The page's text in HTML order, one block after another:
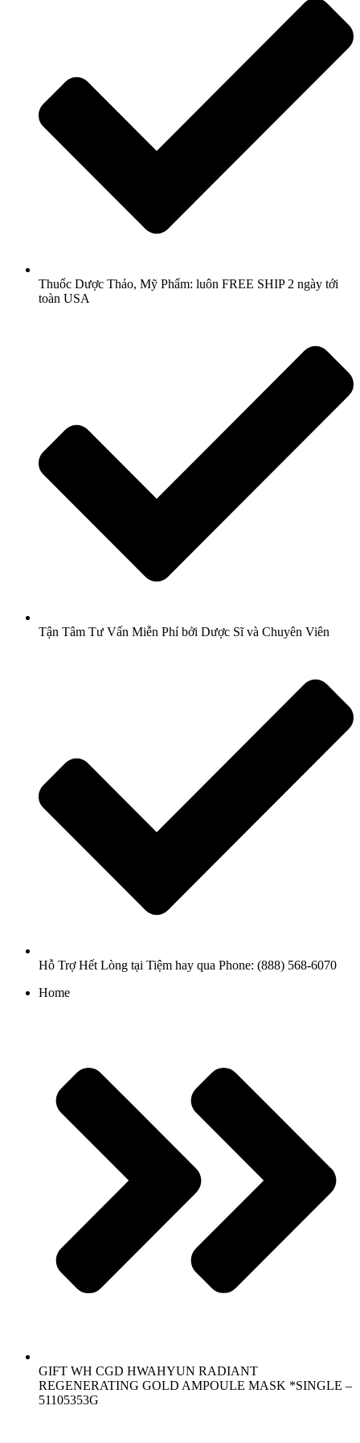
Thuốc Dược Thảo, Mỹ Phẩm: luôn FREE SHIP 2 ngày tới
toàn USA
Tận Tâm Tư Vấn Miễn Phí bởi Dược Sĩ và Chuyên Viên
Hỗ Trợ Hết Lòng tại Tiệm hay qua Phone: (888) 568-6070
Home
GIFT WH CGD HWAHYUN RADIANT
REGENERATING GOLD AMPOULE MASK *SINGLE –
51105353G